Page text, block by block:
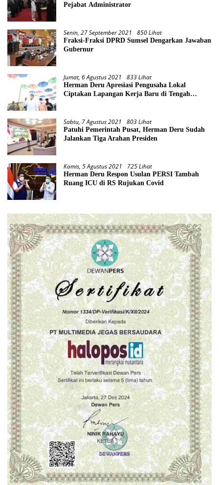
Pejabat Administrator
Senin, 27 September 2021 850 Lihat
Fraksi-Fraksi DPRD Sumsel Dengarkan Jawaban
Gubernur
Jumat, 6 Agustus 2021 833 Lihat
Herman Deru Apresiasi Pengusaha Lokal
Ciptakan Lapangan Kerja Baru di Tengah
Sabtu, 7 Agustus 2021 803 Lihat
Patuhi Pemerintah Pusat, Herman Deru Sudah
Jalankan Tiga Arahan Presiden
Kamis, 5 Agustus 2021 725 Lihat
Herman Deru Respon Usulan PERSI Tambah
Ruang ICU di RS Rujukan Covid